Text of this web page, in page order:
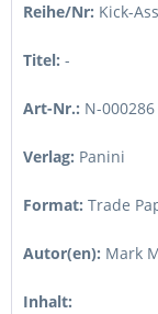
Reihe/Nr: Kick-
Titel: -
Art-Nr.: N-000286
Verlag: Panini
Format: Trade
Autor(en): Mark
Inhalt: